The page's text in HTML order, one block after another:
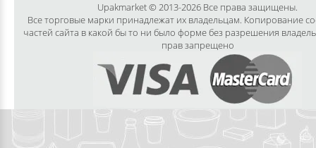
Upakmarket © 2013-2026 Все права защищены.
Все торговые марки принадлежат их владельцам. Копирование
частей сайта в какой бы то ни было форме без разрешения
прав запрещено